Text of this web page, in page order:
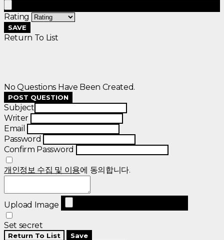
Rating
SAVE
Return To List
No Questions Have Been Created.
POST QUESTION
Subject
Writer
Email
Password
Confirm Password
개인정보 수집 및 이용에 동의합니다.
Upload Image
Set secret
Return To List Save